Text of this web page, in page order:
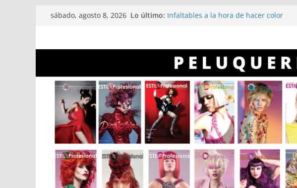
Saltarsábado, agosto 8, 2026 Lo último: Infaltables a la hora de hacer color
Revistas Estilo Profesional año 2023